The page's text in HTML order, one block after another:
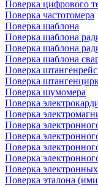
Поверка цифрового
Поверка частотомера
Поверка шаблона
Поверка шаблона
Поверка шаблона
Поверка шаблона
Поверка
Поверка
Поверка шумомера
Поверка
Поверка
Поверка
Поверка
Поверка
Поверка
Поверка
Поверка эталона